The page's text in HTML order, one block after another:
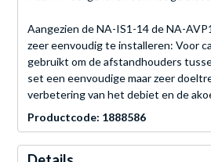
Aangezien de NA-IS1-14 de NA-
zeer eenvoudig te installeren: Voor
gebruikt om de afstandhouders
set een eenvoudige maar zeer
verbetering van het debiet en de
Productcode: 1888586